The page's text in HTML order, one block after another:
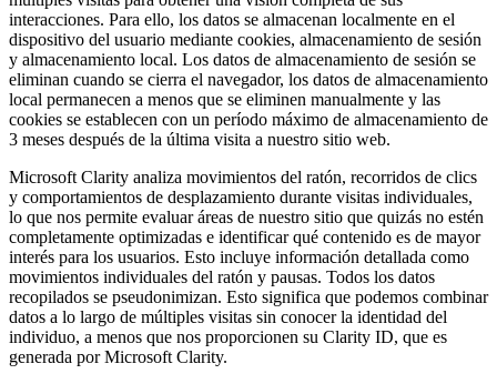
interacciones. Para ello, los datos se almacenan localmente en el
dispositivo del usuario mediante cookies, almacenamiento de sesión
y almacenamiento local. Los datos de almacenamiento de sesión se
eliminan cuando se cierra el navegador, los datos de almacenamiento
local permanecen a menos que se eliminen manualmente y las
cookies se establecen con un período máximo de almacenamiento de
3 meses después de la última visita a nuestro sitio web.
Microsoft Clarity analiza movimientos del ratón, recorridos de clics
y comportamientos de desplazamiento durante visitas individuales,
lo que nos permite evaluar áreas de nuestro sitio que quizás no estén
completamente optimizadas e identificar qué contenido es de mayor
interés para los usuarios. Esto incluye información detallada como
movimientos individuales del ratón y pausas. Todos los datos
recopilados se pseudonimizan. Esto significa que podemos combinar
datos a lo largo de múltiples visitas sin conocer la identidad del
individuo, a menos que nos proporcionen su Clarity ID, que es
generada por Microsoft Clarity.